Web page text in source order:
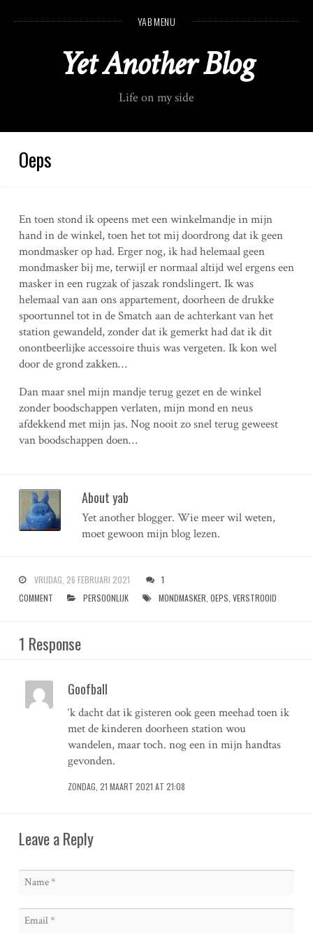
n
YAB MENU
Yet Another Blog
Life on my side
Oeps
En toen stond ik opeens met een winkelmandje in mijn
hand in de winkel, toen het tot mij doordrong dat ik geen
mondmasker op had. Erger nog, ik had helemaal geen
mondmasker bij me, terwijl er normaal altijd wel ergens een
masker in een rugzak of jaszak rondslingert. Ik was
helemaal van aan ons appartement, doorheen de drukke
spoortunnel tot in de Smatch aan de achterkant van het
station gewandeld, zonder dat ik gemerkt had dat ik dit
onontbeerlijke accessoire thuis was vergeten. Ik kon wel
door de grond zakken…
Dan maar snel mijn mandje terug gezet en de winkel
zonder boodschappen verlaten, mijn mond en neus
afdekkend met mijn jas. Nog nooit zo snel terug geweest
van boodschappen doen…
About yab
Yet another blogger. Wie meer wil weten,
moet gewoon mijn blog lezen.
VRIJDAG, 26 FEBRUARI 2021
1
COMMENT
PERSOONLIJK MONDMASKER OEPS VERSTROOID
1 Response
Goofball
‘k dacht dat ik gisteren ook geen meehad toen ik
met de kinderen doorheen station wou
wandelen, maar toch. nog een in mijn handtas
gevonden.
ZONDAG, 21 MAART 2021 AT 21:08
Leave a Reply